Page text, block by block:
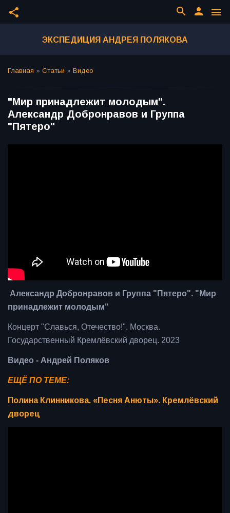
share menu
person
search
ЭКСПЕДИЦИЯ АНДРЕЯ ПОЛЯКОВА
Главная » Статьи » Видео
"Мир принадлежит молодым".
Александр Добронравов и Группа
"Пятеро"
Александр Добронравов и Группа "Пятеро". "Мир
принадлежит молодым"
Концерт "Славься, Отечество!". Москва.
Государственный Кремлёвский дворец. 2023
Видео - Андрей Поляков
ЕЩЁ ПО ТЕМЕ:
Полина Клинникова. «Песня Анюты». Кремлёвский
дворец